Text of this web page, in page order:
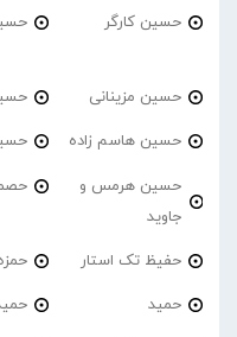
حسین کارگر
حسین مزینانی
حسین هاسم زاده
حسین هرمس و
جاوید
حفیظ تک استار
حمید